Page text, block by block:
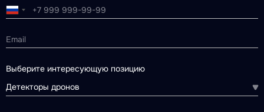
Выберите интересующую позицию
Детекторы дронов